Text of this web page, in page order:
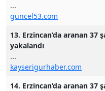
...
guncel53.com
13. Erzincan’da aranan 37
yakalandı
...
kayserigurhaber.com
14. Erzincan’da aranan 37